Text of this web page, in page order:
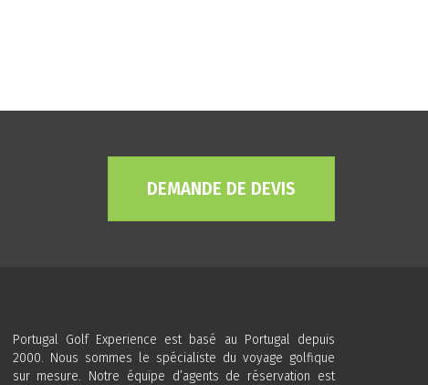
DEMANDE DE DEVIS
Portugal Golf Experience est basé au Portugal depuis
2000. Nous sommes le spécialiste du voyage golfique
sur mesure. Notre équipe d’agents de réservation est